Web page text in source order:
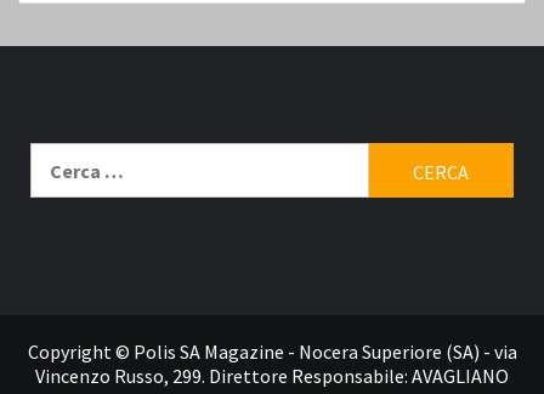
per:
Copyright © Polis SA Magazine - Nocera Superiore (SA) - via
Vincenzo Russo, 299. Direttore Responsabile: AVAGLIANO